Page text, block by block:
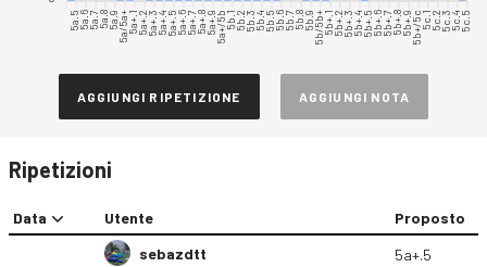
5a.55a.65a.75a.85a.95a/5a+5a+.15a+.25a+.35a+.45a+.55a+.65a+.75a+.85a+.95a+/5b5b.15b.25b.35b.45b.55b.65b.75b.85b.95b/5b+5b+.15b+.25b+.35b+.45b+.55b+.65b+.75b+.85b+.95b+/5c5c.15c.25c.35c.45c.5
AGGIUNGI RIPETIZIONE AGGIUNGI NOTA
Ripetizioni
Data Utente Proposto
sebazdtt
5a+.5